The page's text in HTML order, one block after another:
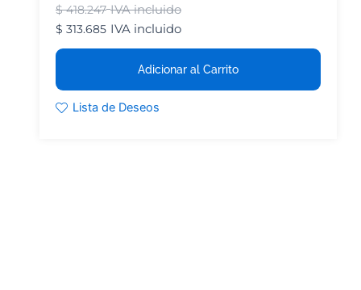
$418.247 IVA incluido
$ 313.685 IVA incluido
Adicionar al Carrito
Lista de Deseos